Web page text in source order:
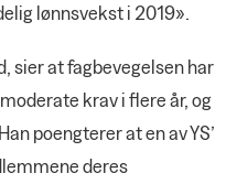
lønnsvekst i 2019».
sier at fagbevegelsen har
krav i flere år, og
poengterer at en av YS’
deres